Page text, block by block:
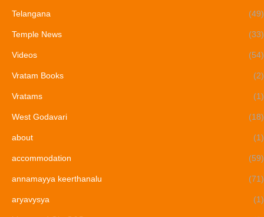
Telangana (49)
Temple News (33)
Videos (54)
Vratam Books (2)
Vratams (1)
West Godavari (18)
about (1)
accommodation (59)
annamayya keerthanalu (71)
aryavysya (1)